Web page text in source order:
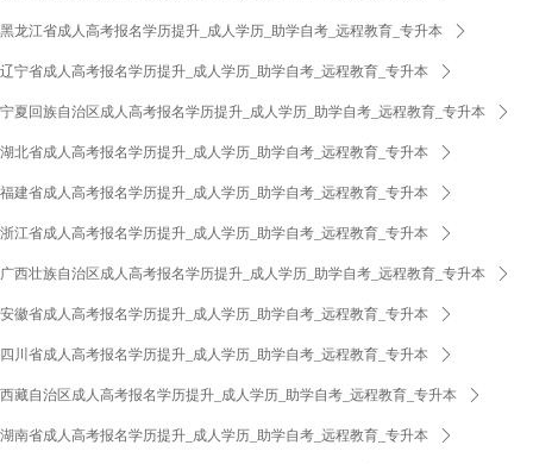
黑龙江省成人高考报名学历提升_成人学历_助学自考_远程教育_专升本 ꄲ
辽宁省成人高考报名学历提升_成人学历_助学自考_远程教育_专升本 ꄲ
宁夏回族自治区成人高考报名学历提升_成人学历_助学自考_远程教育_专升本 ꄲ
湖北省成人高考报名学历提升_成人学历_助学自考_远程教育_专升本 ꄲ
福建省成人高考报名学历提升_成人学历_助学自考_远程教育_专升本 ꄲ
浙江省成人高考报名学历提升_成人学历_助学自考_远程教育_专升本 ꄲ
广西壮族自治区成人高考报名学历提升_成人学历_助学自考_远程教育_专升本 ꄲ
安徽省成人高考报名学历提升_成人学历_助学自考_远程教育_专升本 ꄲ
四川省成人高考报名学历提升_成人学历_助学自考_远程教育_专升本 ꄲ
西藏自治区成人高考报名学历提升_成人学历_助学自考_远程教育_专升本 ꄲ
湖南省成人高考报名学历提升_成人学历_助学自考_远程教育_专升本 ꄲ